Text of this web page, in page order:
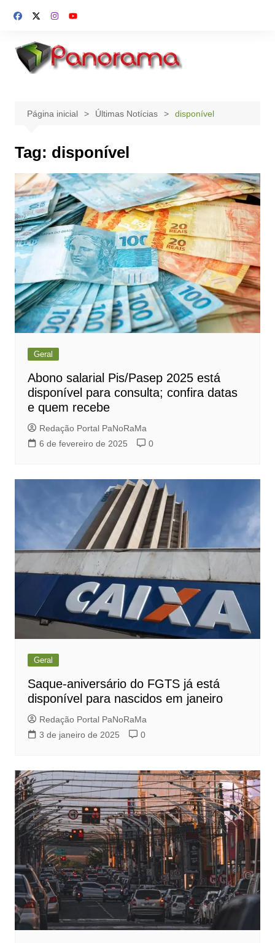
para
conteúdo
Página inicial Últimas Notícias disponível
Tag: disponível
Geral
Abono salarial Pis/Pasep 2025 está
disponível para consulta; confira datas
e quem recebe
Redação Portal PaNoRaMa
6 de fevereiro de 2025
0
Geral
Saque-aniversário do FGTS já está
disponível para nascidos em janeiro
Redação Portal PaNoRaMa
3 de janeiro de 2025
0